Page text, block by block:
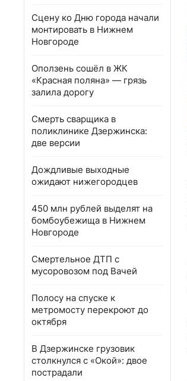
Сцену ко Дню города начали
монтировать в Нижнем
Новгороде
Оползень сошёл в ЖК
«Красная поляна» — грязь
залила дорогу
Смерть сварщика в
поликлинике Дзержинска:
две версии
Дождливые выходные
ожидают нижегородцев
450 млн рублей выделят на
бомбоубежища в Нижнем
Новгороде
Смертельное ДТП с
мусоровозом под Вачей
Полосу на спуске к
метромосту перекроют до
октября
В Дзержинске грузовик
столкнулся с «Окой»: двое
пострадали